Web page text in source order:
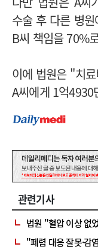
수술 후 다른 병
B씨 책임을 70%
이에 법원은 "치
A씨에게 1억4930
관련기사
법원 "혈압 이상 없
"폐렴 대응 잘못·감